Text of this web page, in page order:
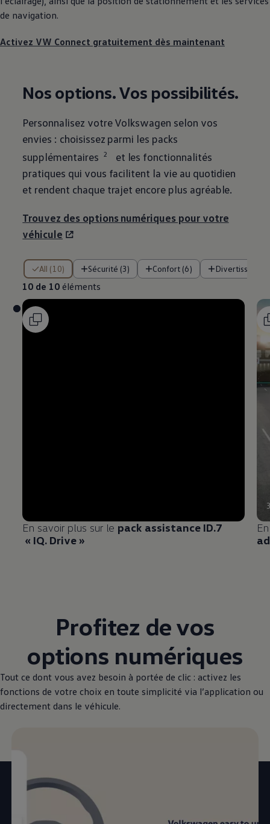
de navigation.
Activez VW Connect gratuitement dès maintenant
Nos options. Vos possibilités.
Personnalisez votre Volkswagen selon vos
envies : choisissez parmi les packs
supplémentaires
2
et les fonctionnalités
pratiques qui vous facilitent la vie au quotidien
et rendent chaque trajet encore plus agréable.
Trouvez des options numériques pour votre
véhicule
All (10) Sécurité (3) Confort (6)
10 de 10 éléments
10 de 10 éléments
En savoir plus sur le pack assistance ID.7
« IQ. Drive »
Profitez de vos
options numériques
Tout ce dont vous avez besoin à portée de clic : activez les
fonctions de votre choix en toute simplicité via l’application ou
directement dans le véhicule.